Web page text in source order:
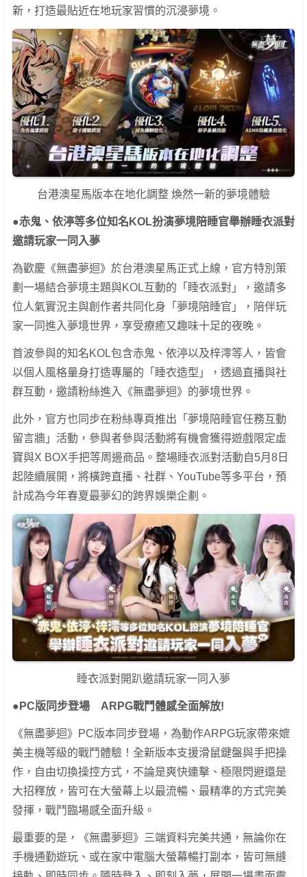
新，打造最貼近在地玩家習慣的沉浸夢境。
台港澳星馬版本在地化調整 煥然一新的夢境體驗
●赤鬼、依渟等多位知名KOL扮演夢境陪睡官舉辦睡衣派對
邀請玩家一同入夢
為歡慶《無盡夢迴》於台港澳星馬正式上線，官方特別策
劃一場結合夢境主題與KOL互動的「睡衣派對」，邀請多
位人氣實況主與創作者共同化身「夢境陪睡官」，陪伴玩
家一同進入夢境世界，享受療癒又趣味十足的夜晚。
首波參與的知名KOL包含赤鬼、依渟以及梓澪等人，皆會
以個人風格量身打造專屬的「睡衣造型」，透過直播與社
群互動，邀請粉絲進入《無盡夢迴》的夢境世界。
此外，官方也同步在粉絲專頁推出「夢境陪睡官任務互動
留言牆」活動，參與者參與活動將有機會獲得遊戲限定虛
寶與X BOX手把等周邊商品。整場睡衣派對活動自5月8日
起陸續展開，將橫跨直播、社群、YouTube等多平台，預
計成為今年春夏最夢幻的跨界娛樂企劃。
睡衣派對開趴邀請玩家一同入夢
●PC版同步登場 ARPG戰鬥體感全面解放!
《無盡夢迴》PC版本同步登場，為動作ARPG玩家帶來媲
美主機等級的戰鬥體驗！全新版本支援滑鼠鍵盤與手把操
作，自由切換操控方式，不論是爽快連擊、極限閃避還是
大招釋放，皆可在大螢幕上以最流暢、最精準的方式完美
發揮，戰鬥臨場感全面升級。
最重要的是，《無盡夢迴》三端資料完美共通，無論你在
手機通勤遊玩、或在家中電腦大螢幕暢打副本，皆可無縫